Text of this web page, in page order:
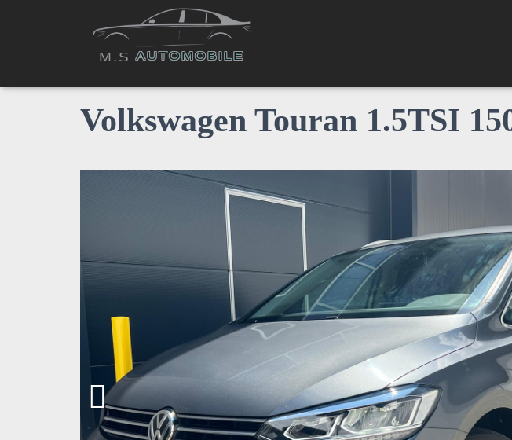
M.S AUTOMOBILE
Volkswagen Touran 1.5TSI